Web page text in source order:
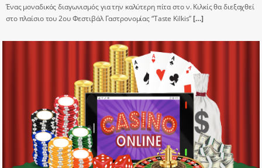
Ένας μοναδικός διαγωνισμός για την καλύτερη πίτα στο ν. Κιλκίς θα διεξαχθεί
στο πλαίσιο του 2ου Φεστιβάλ Γαστρονομίας “Taste Kilkis”[…]